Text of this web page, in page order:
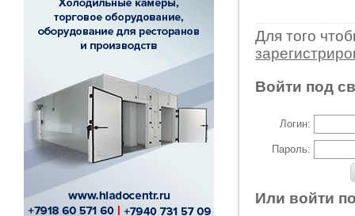
Для того
Войти под
Логин:
Пароль:
Или войти